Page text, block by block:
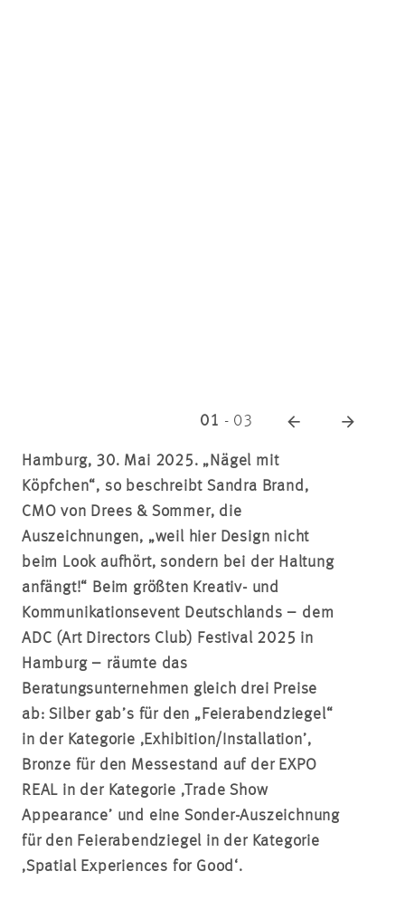
01 - 03
Hamburg, 30. Mai 2025. „Nägel mit
Köpfchen“, so beschreibt Sandra Brand,
CMO von Drees & Sommer, die
Auszeichnungen, „weil hier Design nicht
beim Look aufhört, sondern bei der Haltung
anfängt!“ Beim größten Kreativ- und
Kommunikationsevent Deutschlands – dem
ADC (Art Directors Club) Festival 2025 in
Hamburg – räumte das
Beratungsunternehmen gleich drei Preise
ab: Silber gab’s für den „Feierabendziegel“
in der Kategorie ,Exhibition/Installation’,
Bronze für den Messestand auf der EXPO
REAL in der Kategorie ,Trade Show
Appearance’ und eine Sonder-Auszeichnung
für den Feierabendziegel in der Kategorie
,Spatial Experiences for Good‘.